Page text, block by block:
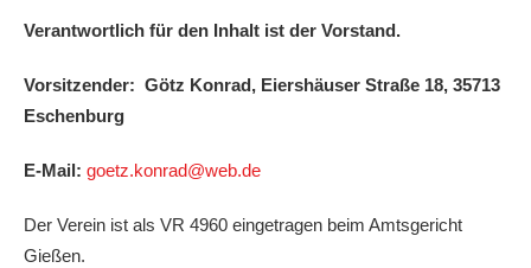
Verantwortlich für den Inhalt ist der Vorstand.
Vorsitzender: Götz Konrad, Eiershäuser Straße 18, 35713
Eschenburg
E-Mail: goetz.konrad@web.de
Der Verein ist als VR 4960 eingetragen beim Amtsgericht
Gießen.